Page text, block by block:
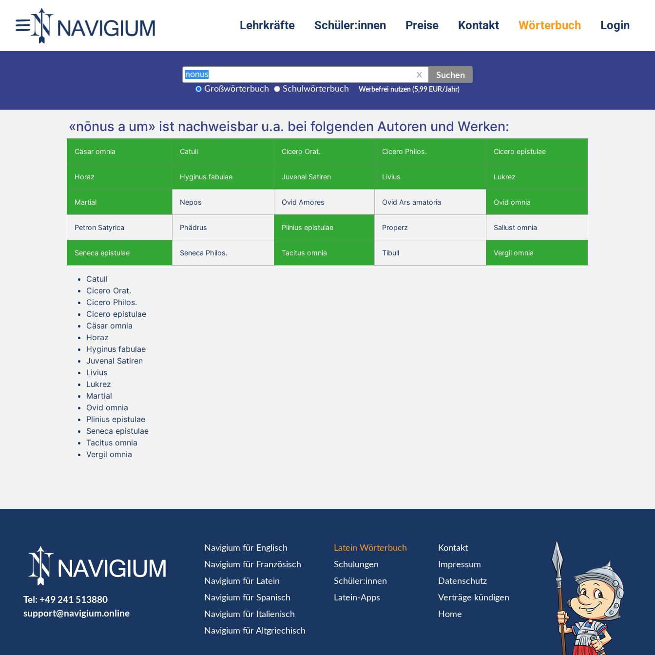
Lehrkräfte Schüler:innen Preise Kontakt Wörterbuch Login
X Suchen
Großwörterbuch Schulwörterbuch Werbefrei nutzen (5,99 EUR/Jahr)
«nōnus a um» ist nachweisbar u.a. bei folgenden Autoren und Werken:
Cäsar omnia Catull Cicero Orat. Cicero Philos. Cicero epistulae
Horaz Hyginus fabulae Juvenal Satiren Livius Lukrez
Martial Nepos Ovid Amores Ovid Ars amatoria Ovid omnia
Petron Satyrica Phädrus Plinius epistulae Properz Sallust omnia
Seneca epistulae Seneca Philos. Tacitus omnia Tibull Vergil omnia
Catull
Cicero Orat.
Cicero Philos.
Cicero epistulae
Cäsar omnia
Horaz
Hyginus fabulae
Juvenal Satiren
Livius
Lukrez
Martial
Ovid omnia
Plinius epistulae
Seneca epistulae
Tacitus omnia
Vergil omnia
Tel: +49 241 513880
support@navigium.online
Navigium für Englisch
Navigium für Französisch
Navigium für Latein
Navigium für Spanisch
Navigium für Italienisch
Navigium für Altgriechisch
Latein Wörterbuch
Schulungen
Schüler:innen
Latein-Apps
Kontakt
Impressum
Datenschutz
Verträge kündigen
Home